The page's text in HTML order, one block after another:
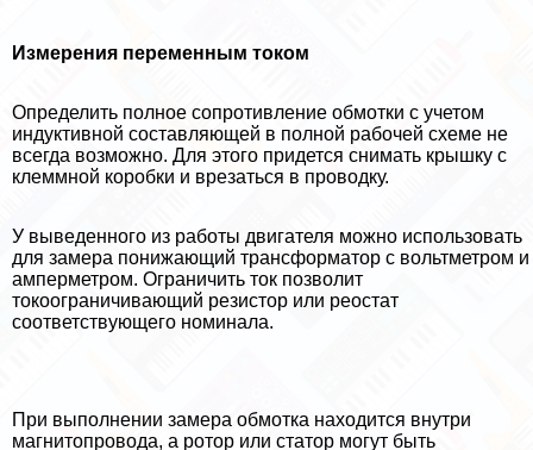
Измерения переменным током
Определить полное сопротивление обмотки с учетом
индуктивной составляющей в полной рабочей схеме не
всегда возможно. Для этого придется снимать крышку с
клеммной коробки и врезаться в проводку.
У выведенного из работы двигателя можно использовать
для замера понижающий трaнcформатор с вольтметром и
амперметром. Ограничить ток позволит
токоограничивающий резистор или реостат
соответствующего номинала.
При выполнении замера обмотка находится внутри
магнитопровода, а ротор или статор могут быть